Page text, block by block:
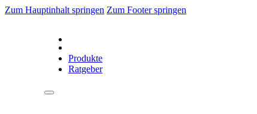
Zum Hauptinhalt springen Zum Footer springen
Produkte
Ratgeber